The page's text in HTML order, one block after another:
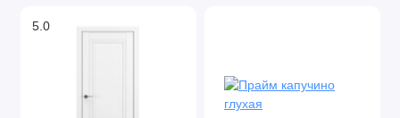
5.0